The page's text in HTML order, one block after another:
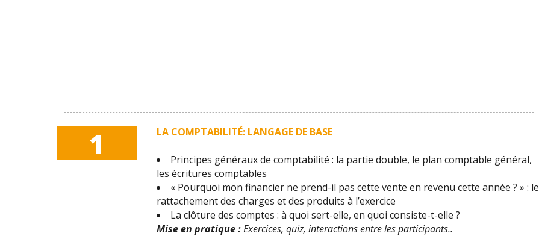
1 LA COMPTABILITÉ: LANGAGE DE BASE
Principes généraux de comptabilité : la partie double, le plan comptable général,
les écritures comptables
« Pourquoi mon financier ne prend-il pas cette vente en revenu cette année ? » : le
rattachement des charges et des produits à l’exercice
La clôture des comptes : à quoi sert-elle, en quoi consiste-t-elle ?
Mise en pratique :Exercices, quiz, interactions entre les participants..